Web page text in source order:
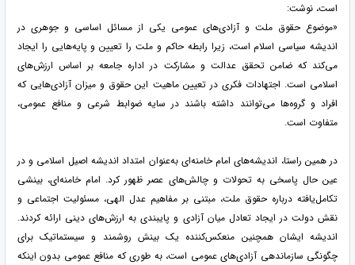
است، نوشت:
«موضوع حقوق ملت و آزادی‌های عمومی یکی از مسائل اساسی و جوهری در
اندیشه سیاسی اسلام است، زیرا رابطه حاکم و ملت را تعیین و پایه‌هایی را ایجاد
می‌کند که ضامن تحقق عدالت و مشارکت در اداره جامعه بر اساس ارزش‌های
اسلامی است. اجتهادات فکری در تعیین ماهیت این حقوق و میزان آزادی‌هایی که
افراد و گروه‌ها می‌توانند داشته باشند در سایه ضوابط شرعی و منافع عمومی،
متفاوت است.
در همین راستا، اندیشه‌های امام خامنه‌ای به‌عنوان امتداد اندیشه اصیل اسلامی و در
عین حال پاسخی به تحولات و چالش‌های عصر ظهور کرد. امام خامنه‌ای، بینشی
تکامل‌یافته درباره حقوق ملت، مبتنی بر مفاهیم عدل الهی، مسئولیت اجتماعی و
نقش دولت در ایجاد تعادل میان آزادی و پایبندی به ارزش‌های دینی ارائه کردند.
اندیشه ایشان همچنین منعکس‌کننده یک بینش روشمند و سیستماتیک برای
چگونگی سازماندهی آزادی‌های عمومی است، به طوری که منافع عمومی بدون اینکه